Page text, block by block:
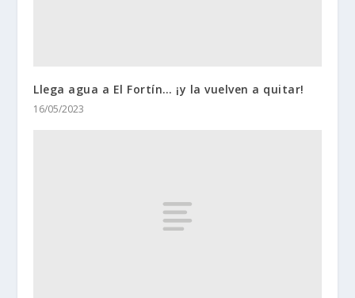
Llega agua a El Fortín… ¡y la vuelven a quitar!
16/05/2023